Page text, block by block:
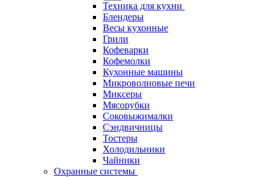
Техника для кухни
Блендеры
Весы кухонные
Грили
Кофеварки
Кофемолки
Кухонные машины
Микроволновые печи
Миксеры
Мясорубки
Соковыжималки
Сэндвичницы
Тостеры
Холодильники
Чайники
Охранные системы